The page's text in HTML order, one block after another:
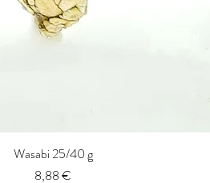
Vista rápida
Wasabi 25/40 g
Precio
8,88 €